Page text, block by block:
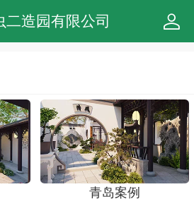
二造园有限公司
青岛案例